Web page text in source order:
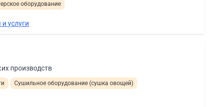
оборудование
услуги
производств
Сушильное оборудование (сушка овощей)